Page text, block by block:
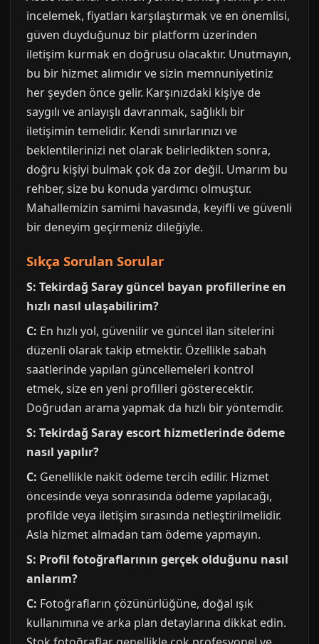
incelemek, fiyatları karşılaştırmak ve en önemlisi,
güven duyduğunuz bir platform üzerinden
iletişim kurmak en doğrusu olacaktır. Unutmayın,
bu bir hizmet alımıdır ve sizin memnuniyetiniz
her şeyden önce gelir. Karşınızdaki kişiye de
saygılı ve anlayışlı davranmak, sağlıklı bir
iletişimin temelidir. Kendi sınırlarınızı ve
beklentilerinizi net olarak belirledikten sonra,
doğru kişiyi bulmak çok da zor değil. Umarım bu
rehber, size bu konuda yardımcı olmuştur.
Mahallemizin samimi havasında, keyifli ve güvenli
bir deneyim geçirmeniz dileğiyle.
Sıkça Sorulan Sorular
S: Tekirdağ Saray güncel bayan profillerine en
hızlı nasıl ulaşabilirim?
C: En hızlı yol, güvenilir ve güncel ilan sitelerini
düzenli olarak takip etmektir. Özellikle sabah
saatlerinde yapılan güncellemeleri kontrol
etmek, size en yeni profilleri gösterecektir.
Doğrudan arama yapmak da hızlı bir yöntemdir.
S: Tekirdağ Saray escort hizmetlerinde ödeme
nasıl yapılır?
C: Genellikle nakit ödeme tercih edilir. Hizmet
öncesinde veya sonrasında ödeme yapılacağı,
profilde veya iletişim sırasında netleştirilmelidir.
Asla hizmet almadan tam ödeme yapmayın.
S: Profil fotoğraflarının gerçek olduğunu nasıl
anlarım?
C: Fotoğrafların çözünürlüğüne, doğal ışık
kullanımına ve arka plan detaylarına dikkat edin.